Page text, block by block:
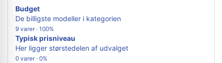
Budget
De billigste modeller i kategorien
9 varer · 100%
Typisk prisniveau
Her ligger størstedelen af udvalget
0 varer · 0%